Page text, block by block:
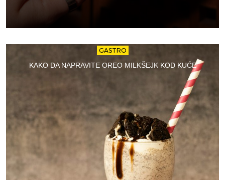
GASTRO
KAKO DA NAPRAVITE OREO MILKŠEJK KOD KUĆE